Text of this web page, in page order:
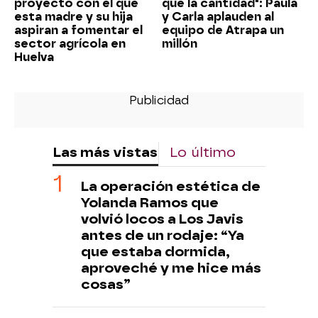
proyecto con el que
esta madre y su hija
aspiran a fomentar el
sector agrícola en
Huelva
que la cantidad": Paula
y Carla aplauden al
equipo de Atrapa un
millón
Las más vistas Lo último
La operación estética de
Yolanda Ramos que
volvió locos a Los Javis
antes de un rodaje: “Ya
que estaba dormida,
aproveché y me hice más
cosas”